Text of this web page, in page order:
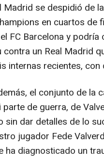
se despidió de
en cuartos de
FC Barcelona y
contra un Real Madrid
internas recientes,
el conjunto de la
parte de guerra, de
sin dar detalles de lo
jugador Fede
ha diagnosticado un